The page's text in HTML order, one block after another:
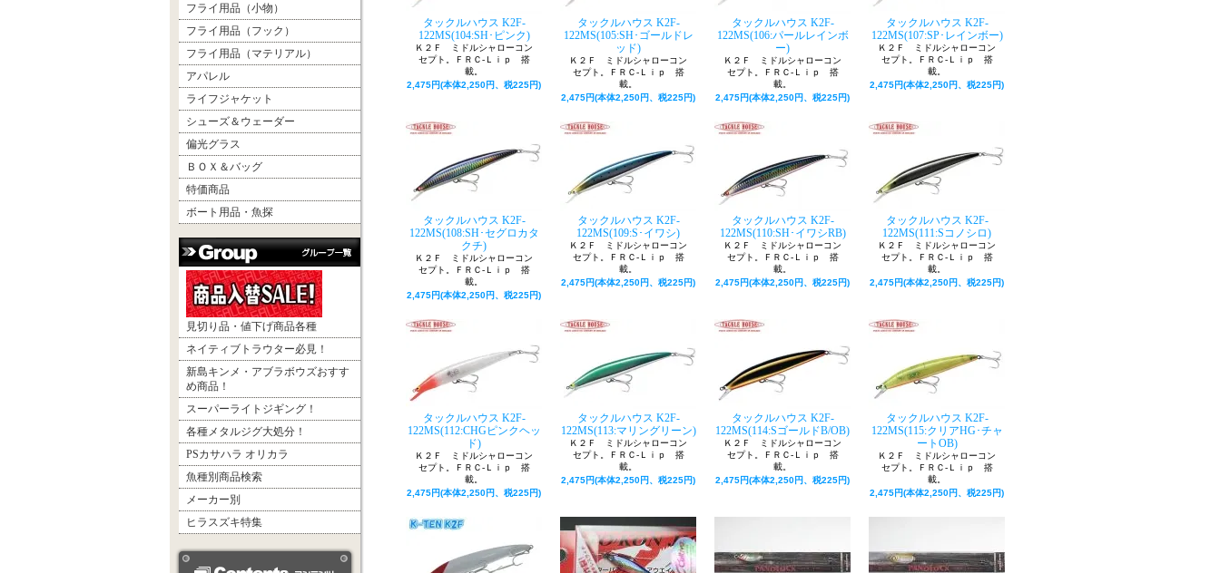
フライ用品（小物）
フライ用品（フック）
フライ用品（マテリアル）
アパレル
ライフジャケット
シューズ＆ウェーダー
偏光グラス
ＢＯＸ＆バッグ
特価商品
ボート用品・魚探
見切り品・値下げ商品各種
ネイティブトラウター必見！
新島キンメ・アブラボウズおすす
め商品！
スーパーライトジギング！
各種メタルジグ大処分！
PSカサハラ オリカラ
魚種別商品検索
メーカー別
ヒラスズキ特集
タックルハウス K2F-
122MS(104:SH･ピンク)
Ｋ２Ｆ ミドルシャローコン
セプト。ＦＲＣ-Ｌｉｐ 搭
載。
2,475円(本体2,250円、税225円)
タックルハウス K2F-
122MS(105:SH･ゴールドレ
ッド)
Ｋ２Ｆ ミドルシャローコン
セプト。ＦＲＣ-Ｌｉｐ 搭
載。
2,475円(本体2,250円、税225円)
タックルハウス K2F-
122MS(106:パールレインボ
ー)
Ｋ２Ｆ ミドルシャローコン
セプト。ＦＲＣ-Ｌｉｐ 搭
載。
2,475円(本体2,250円、税225円)
タックルハウス K2F-
122MS(107:SP･レインボー)
Ｋ２Ｆ ミドルシャローコン
セプト。ＦＲＣ-Ｌｉｐ 搭
載。
2,475円(本体2,250円、税225円)
タックルハウス K2F-
122MS(108:SH･セグロカタ
クチ)
Ｋ２Ｆ ミドルシャローコン
セプト。ＦＲＣ-Ｌｉｐ 搭
載。
2,475円(本体2,250円、税225円)
タックルハウス K2F-
122MS(109:S･イワシ)
Ｋ２Ｆ ミドルシャローコン
セプト。ＦＲＣ-Ｌｉｐ 搭
載。
2,475円(本体2,250円、税225円)
タックルハウス K2F-
122MS(110:SH･イワシRB)
Ｋ２Ｆ ミドルシャローコン
セプト。ＦＲＣ-Ｌｉｐ 搭
載。
2,475円(本体2,250円、税225円)
タックルハウス K2F-
122MS(111:Sコノシロ)
Ｋ２Ｆ ミドルシャローコン
セプト。ＦＲＣ-Ｌｉｐ 搭
載。
2,475円(本体2,250円、税225円)
タックルハウス K2F-
122MS(112:CHGピンクヘッ
ド)
Ｋ２Ｆ ミドルシャローコン
セプト。ＦＲＣ-Ｌｉｐ 搭
載。
2,475円(本体2,250円、税225円)
タックルハウス K2F-
122MS(113:マリングリーン)
Ｋ２Ｆ ミドルシャローコン
セプト。ＦＲＣ-Ｌｉｐ 搭
載。
2,475円(本体2,250円、税225円)
タックルハウス K2F-
122MS(114:SゴールドB/OB)
Ｋ２Ｆ ミドルシャローコン
セプト。ＦＲＣ-Ｌｉｐ 搭
載。
2,475円(本体2,250円、税225円)
タックルハウス K2F-
122MS(115:クリアHG･チャ
ートOB)
Ｋ２Ｆ ミドルシャローコン
セプト。ＦＲＣ-Ｌｉｐ 搭
載。
2,475円(本体2,250円、税225円)